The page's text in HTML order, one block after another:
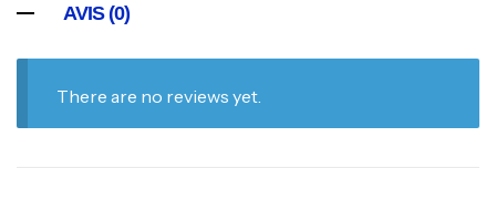
AVIS (0)
There are no reviews yet.